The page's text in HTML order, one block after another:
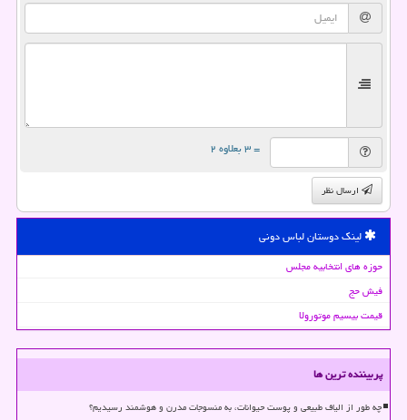
= ۳ بعلاوه ۲
ارسال نظر
لینک دوستان لباس دونی
حوزه های انتخابیه مجلس
فیش حج
قیمت بیسیم موتورولا
پربیننده ترین ها
چه طور از الیاف طبیعی و پوست حیوانات، به منسوجات مدرن و هوشمند رسیدیم؟